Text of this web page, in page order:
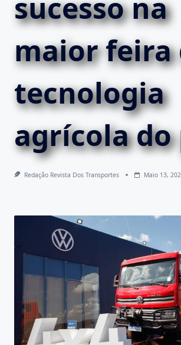
sucesso na
maior feira
tecnologia
agrícola do
Redação Revista Dos Transportes Maio 13,